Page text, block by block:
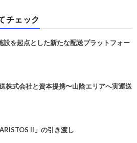
チェック
を起点とした新たな配送プラットフォー
式会社と資本提携〜山陰エリアへ実運送
II」の引き渡し